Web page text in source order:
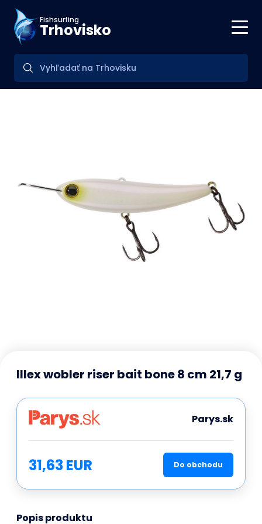
Fishsurfing
Trhovisko
Illex wobler riser bait bone 8 cm 21,7 g
Parys.sk
31,63 EUR Do obchodu
Popis produktu